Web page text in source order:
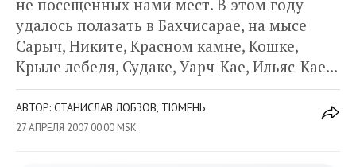
не посещенных нами мест. В этом году
удалось полазать в Бахчисарае, на мысе
Сарыч, Никите, Красном камне, Кошке,
Крыле лебедя, Судаке, Уарч-Кае, Ильяс-Кае...
АВТОР: СТАНИСЛАВ ЛОБЗОВ, ТЮМЕНЬ
27 АПРЕЛЯ 2007 00:00 MSK